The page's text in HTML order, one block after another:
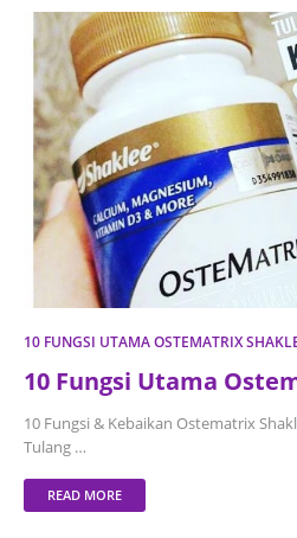
10 FUNGSI UTAMA OSTEMATRIX
10 Fungsi Utama
10 Fungsi & Kebaikan Ostematrix
Tulang …
READ MORE